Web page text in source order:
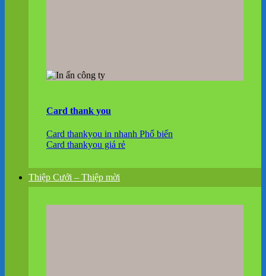
Card thank you
Card thankyou in nhanh
Card thankyou giá rẻ
Thiệp Cưới – Thiệp mời